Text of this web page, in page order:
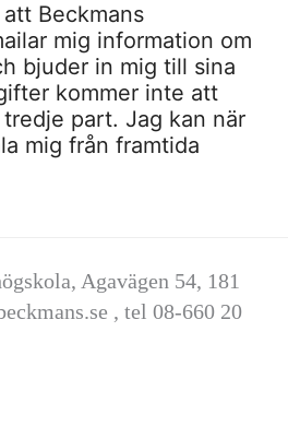
Beckmans
mig information om
bjuder in mig till sina
kommer inte att
part. Jag kan när
mig från framtida
Agavägen 54, 181
, tel 08-660 20